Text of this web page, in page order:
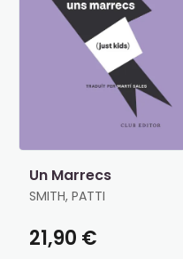
Un Marrecs
SMITH, PATTI
21,90 €